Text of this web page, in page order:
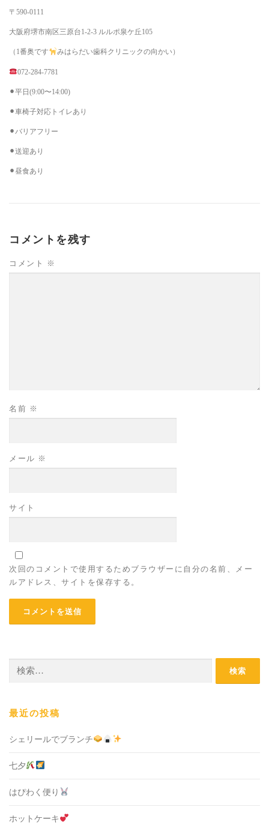
〒590-0111
大阪府堺市南区三原台1-2-3 ルルポ泉ケ丘105
（1番奥です みはらだい歯科クリニックの向かい）
072-284-7781
⚫︎平日(9:00〜14:00)
⚫︎車椅子対応トイレあり
⚫︎バリアフリー
⚫︎送迎あり
⚫︎昼食あり
コメントを残す
コメント ※
名前 ※
メール ※
サイト
次回のコメントで使用するためブラウザーに自分の名前、メー
ルアドレス、サイトを保存する。
最近の投稿
シェリールでブランチ
七夕
はぴわく便り
ホットケーキ